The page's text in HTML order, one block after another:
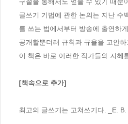
글쓰기 기법에 관한 논의는 지난 수
를 쓰는 법에서부터 방송에 출연하
공개할뿐더러 규칙과 규율을 고안
이 책은 바로 이러한 작가들의 지혜
[책속으로 추가]
최고의 글쓰기는 고쳐쓰기다. _E. B.